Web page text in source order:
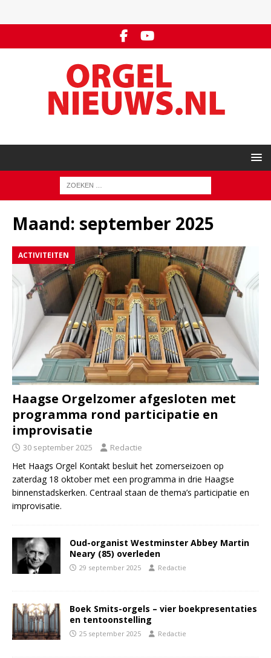
Maand: september 2025
ACTIVITEITEN
Haagse Orgelzomer afgesloten met
programma rond participatie en
improvisatie
30 september 2025 Redactie
Het Haags Orgel Kontakt besluit het zomerseizoen op
zaterdag 18 oktober met een programma in drie Haagse
binnenstadskerken. Centraal staan de thema’s participatie en
improvisatie.
Oud-organist Westminster Abbey Martin
Neary (85) overleden
29 september 2025 Redactie
Boek Smits-orgels – vier boekpresentaties
en tentoonstelling
25 september 2025 Redactie